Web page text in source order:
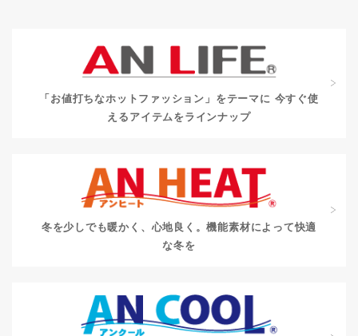
「お値打ちなホットファッション」をテーマに 今すぐ使
えるアイテムをラインナップ
冬を少しでも暖かく、心地良く。機能素材によって快適
な冬を